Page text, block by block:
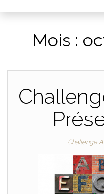
Mois :
Challenge